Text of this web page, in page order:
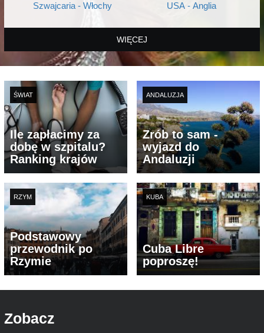
Szwajcaria - Włochy
USA - Anglia
WIĘCEJ
ŚWIAT
Ile zapłacimy za
dobę w szpitalu?
Ranking krajów
ANDALUZJA
Zrób to sam -
wyjazd do
Andaluzji
RZYM
Podstawowy
przewodnik po
Rzymie
KUBA
Cuba Libre
poproszę!
Zobacz